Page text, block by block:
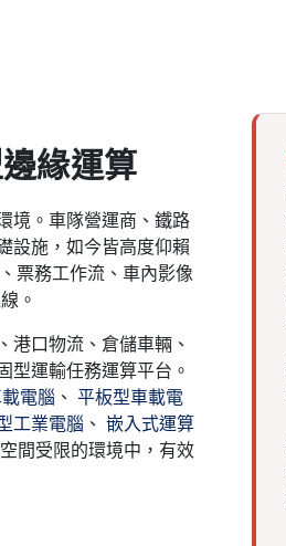
緣運算
境。車隊營運商、鐵路
設施，如今皆高度仰賴
票務工作流、車內影像
。
港口物流、倉儲車輛、
型運輸任務運算平台。
電腦 、 平板型車載電
工業電腦 、 嵌入式運算
間受限的環境中，有效